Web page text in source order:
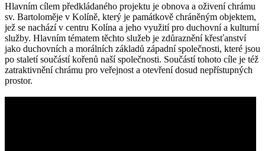
Hlavním cílem předkládaného projektu je obnova a oživení chrámu
sv. Bartoloměje v Kolíně, který je památkově chráněným objektem,
jež se nachází v centru Kolína a jeho využití pro duchovní a kulturní
služby. Hlavním tématem těchto služeb je zdůraznění křesťanství
jako duchovních a morálních základů západní společnosti, které jsou
po staletí součástí kořenů naší společnosti. Součástí tohoto cíle je též
zatraktivnění chrámu pro veřejnost a otevření dosud nepřístupných
prostor.